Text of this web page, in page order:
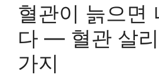
혈관이 늙으면
다 — 혈관 살
가지